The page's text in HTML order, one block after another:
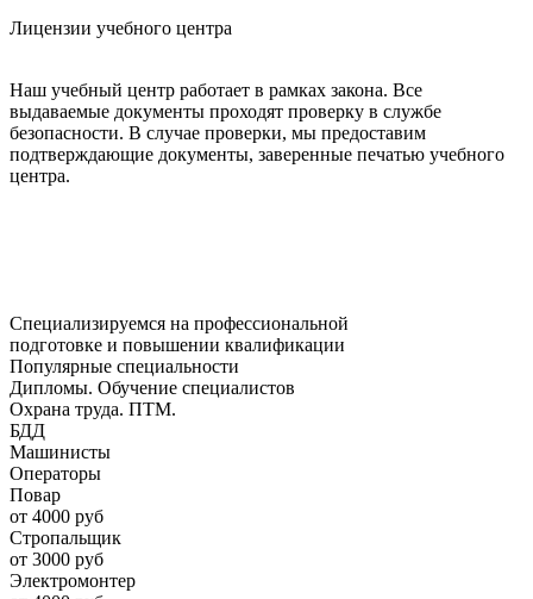
Лицензии учебного центра
Наш учебный центр работает в рамках закона. Все
выдаваемые документы проходят проверку в службе
безопасности. В случае проверки, мы предоставим
подтверждающие документы, заверенные печатью учебного
центра.
Специализируемся на профессиональной
подготовке и повышении квалификации
Популярные специальности
Дипломы. Обучение специалистов
Охрана труда. ПТМ.
БДД
Машинисты
Операторы
Повар
от 4000 руб
Стропальщик
от 3000 руб
Электромонтер